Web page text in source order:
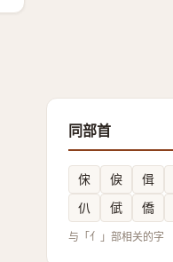
同部首
俕 㑦 偮
仈
倵 僑
与「亻」部相关的字